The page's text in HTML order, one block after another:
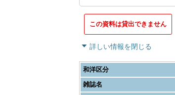
この資料は貸出できません
詳しい情報を閉じる
和洋区分
雑誌名